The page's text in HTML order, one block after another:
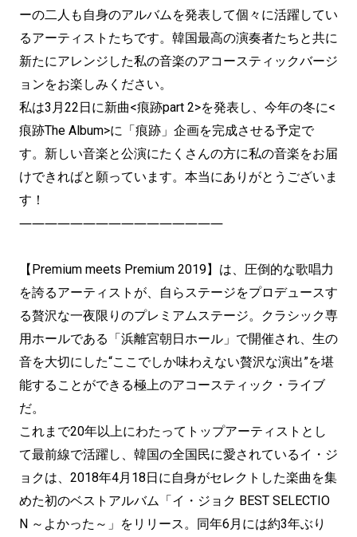
ーの二人も自身のアルバムを発表して個々に活躍してい
るアーティストたちです。韓国最高の演奏者たちと共に
新たにアレンジした私の音楽のアコースティックバージ
ョンをお楽しみください。
私は3月22日に新曲<痕跡part 2>を発表し、今年の冬に<
痕跡The Album>に「痕跡」企画を完成させる予定で
す。新しい音楽と公演にたくさんの方に私の音楽をお届
けできればと願っています。本当にありがとうございま
す！
――――――――――――――――
【Premium meets Premium 2019】は、圧倒的な歌唱力
を誇るアーティストが、自らステージをプロデュースす
る贅沢な一夜限りのプレミアムステージ。クラシック専
用ホールである「浜離宮朝日ホール」で開催され、生の
音を大切にした“ここでしか味わえない贅沢な演出”を堪
能することができる極上のアコースティック・ライブ
だ。
これまで20年以上にわたってトップアーティストとし
て最前線で活躍し、韓国の全国民に愛されているイ・ジ
ョクは、2018年4月18日に自身がセレクトした楽曲を集
めた初のベストアルバム「イ・ジョク BEST SELECTIO
N ～よかった～」をリリース。同年6月には約3年ぶり